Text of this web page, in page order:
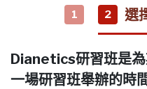
1 2 選
Dianetics研習班是
一場研習班舉辦的時